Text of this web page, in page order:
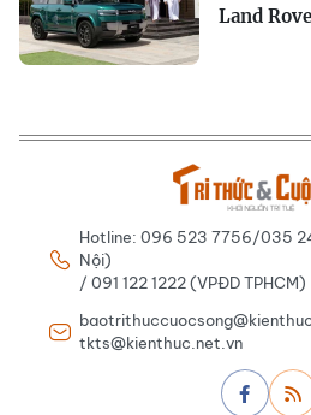
Land
Hotline: 096 523 7756/035
Nội)
/ 091 122 1222 (VPĐD TPHCM)
tkts@kienthuc.net.vn